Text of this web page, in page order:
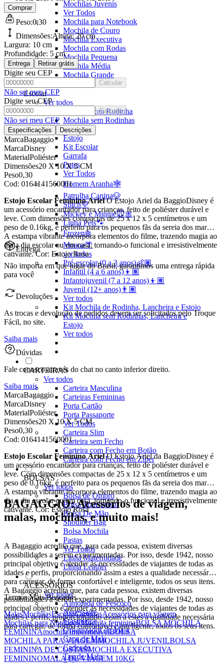
Mochilas Juvenis
Ver Todos
Mochila para Notebook
Mochila de Couro
Mochila Executiva
Mochila com Rodas
Mochila Pequena
Mochila Média
Mochila Grande
Escolar
Ver todos
Mochila com Rodinha
Mochila sem Rodinhas
Lancheira
Estojo
Kit Escolar
Garrafa
Potes
Ver Todos
Homem Aranha🕸️
Patrulha Canina🐶
Stitch💜
Mickey e Minnie🐭🎀
Linha Pets🐾
Frozen❄️
Moana🌴
ver todos
Pré-escolar (0 a 3 anos)👶🏽
Infantil (4 a 6 anos)👦🏽
Infantojuvenil (7 a 12 anos)👦🏽
Juvenil (12+ anos)👨🏽
Ver todos
Kit Mochila de Rodinha, Lancheira e Estojo
Kit Mochila sem Rodinhas, Lancheira e
Estojo
Ver todos
CARTEIRAS
Ver todos
Carteira Masculina
Carteiras Femininas
Porta Cartão
Porta Passaporte
Ver Todos
Carteira Slim
Carteira sem Fecho
Carteira com Fecho em Botão
Carteira com Fecho em Zíper
BOLSAS
Ver todos
Bolsa de Ombro
Bolsa Transversal
Bolsa De Mão
Shoulder Bag
Bolsa Mochila
Pastas
Ver Todos
Linha Maternidade
Linha Leather
ACESSÓRIOS
Ver todos
Almofada de Pescoço
Necessaire
Frasqueira
Organizador de Mala
Capa de Mala
Cadeado
Tag de Mala
Comprar
Peso:0,30
Dimensões:Altura: 20 cm
Largura: 10 cm
Profundidade: 5 cm
Entrega Retirar grátis
Digite seu CEP
Calcular
Não sei meu CEP
Digite seu CEP
Calcular
Não sei meu CEP
Especificações Descrições
MarcaBagaggio
MarcaDisney
MaterialPoliéster
Dimensões20 X 10 X 5 CM
Peso0,30
Cod: 0164141560001
Estojo Escolar Feminino ArielO Estojo Ariel da BaggioDisney é
um acessório encantador para crianças, feito de poliéster durável e
leve. Com dimensões compactas de 25 x 12 x 5 centímetros e um
peso de 0.16kg, é perfeito para os pequenos fãs da sereia dos mares.
A estampa vibrante incorpora elementos do filme, trazendo magia ao
dia a dia escolar ou em casa, tornando-o funcional e irresistivelmente
cativante. Cor: Estojo Rosa
Entrega
Não importa em que lugar do Brasil, garantimos uma entrega rápida
para você
Devoluções
As trocas e devolução de pedidos devem ser solicitados pelo Troque
Fácil, no site.
Saiba mais
Dúvidas
Fale conosco através do chat no canto inferior direito.
Saiba mais
MarcaBagaggio
MarcaDisney
MaterialPoliéster
Dimensões20 X 10 X 5 CM
Peso0,30
Cod: 0164141560001
Estojo Escolar Feminino ArielO Estojo Ariel da BaggioDisney é
um acessório encantador para crianças, feito de poliéster durável e
leve. Com dimensões compactas de 25 x 12 x 5 centímetros e um
peso de 0.16kg, é perfeito para os pequenos fãs da sereia dos mares.
A estampa vibrante incorpora elementos do filme, trazendo magia ao
dia a dia escolar ou em casa, tornando-o funcional e irresistivelmente
cativante. Cor: Estojo Rosa
BAGAGGIO: Acessórios de viagem,
malas, mochilas, e muito mais!
A Bagaggio acredita que, para cada pessoa, existem diversas
possibilidades a serem experimentadas. Por isso, desde 1942, nosso
principal objetivo é atender às necessidades de viajantes de todas as
idades e perfis, proporcionando assim a estes a qualidade necessária
para carregar, de forma confortável e inteligente, todos os seus itens.
A Bagaggio acredita que, para cada pessoa, existem diversas
possibilidades a serem experimentadas. Por isso, desde 1942, nosso
principal objetivo é atender às necessidades de viajantes de todas as
idades e perfis, proporcionando assim a estes a qualidade necessária
para carregar, de forma confortável e inteligente, todos os seus itens.
Termos Mais Buscados
MalasMochilasEscolarCarteirasAcessórios para viagem
Mochilas para NotebookMochila femininaBOLSA MOCHILA
FEMININAmochila impermeávelBOLSA
MOCHILA PARA VIAGEMMOCHILA JUVENILBOLSA
FEMININA DE COSTASMOCHILA EXECUTIVA
FEMININOMALA DE VIAGEM 10KG